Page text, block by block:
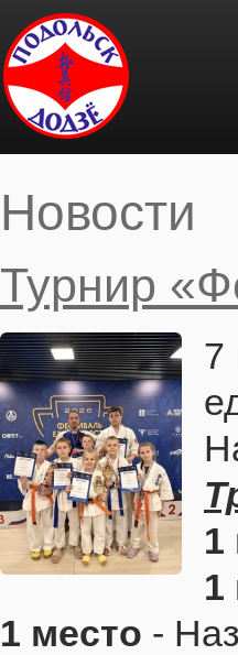
Перейти к основному
Новости
Вы здесь
Турнир
7
1
1
1 место -